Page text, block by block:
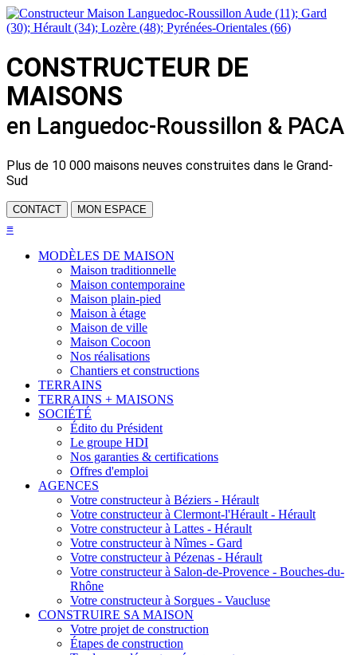
CONSTRUCTEUR DE
MAISONS
en Languedoc-Roussillon & PACA
Plus de 10 000 maisons neuves construites dans le Grand-
Sud
CONTACT MON ESPACE
≡
MODÈLES DE MAISON
Maison traditionnelle
Maison contemporaine
Maison plain-pied
Maison à étage
Maison de ville
Maison Cocoon
Nos réalisations
Chantiers et constructions
TERRAINS
TERRAINS + MAISONS
SOCIÉTÉ
Édito du Président
Le groupe HDI
Nos garanties & certifications
Offres d'emploi
AGENCES
Votre constructeur à Béziers - Hérault
Votre constructeur à Clermont-l'Hérault - Hérault
Votre constructeur à Lattes - Hérault
Votre constructeur à Nîmes - Gard
Votre constructeur à Pézenas - Hérault
Votre constructeur à Salon-de-Provence - Bouches-du-
Rhône
Votre constructeur à Sorgues - Vaucluse
CONSTRUIRE SA MAISON
Votre projet de construction
Étapes de construction